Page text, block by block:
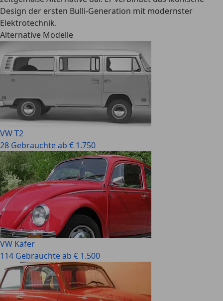
Design der ersten Bulli-Generation mit modernster
Elektrotechnik.
Alternative Modelle
VW T2
28 Gebrauchte ab € 1.750
VW Käfer
114 Gebrauchte ab € 1.500